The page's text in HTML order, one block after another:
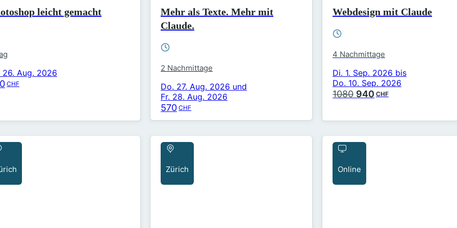
leicht gemacht
26. Aug. 2026
CHF
Mehr als Texte. Mehr mit
Claude.
2 Nachmittage
Do. 27. Aug. 2026 und
Fr. 28. Aug. 2026
570 CHF
Webdesign mit Claude
4 Nachmittage
Di. 1. Sep. 2026 bis
Do. 10. Sep. 2026
1080 Ursprünglicher
940 CHFAktueller
Zürich Online